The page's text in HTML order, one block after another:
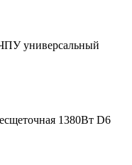
универсальный